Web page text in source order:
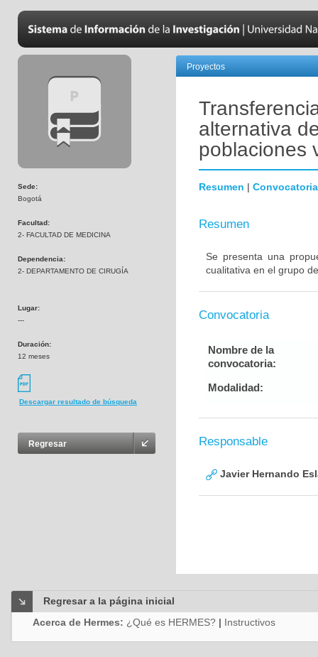
Sede:
Bogotá
Facultad:
2- FACULTAD DE MEDICINA
Dependencia:
2- DEPARTAMENTO DE CIRUGÍA
Lugar:
---
Duración:
12 meses
Descargar resultado de búsqueda
Regresar
Proyectos
alternativa
poblaciones
Resumen | Convocatoria
Resumen
Se presenta una
cualitativa en el grupo
Convocatoria
Nombre de la
convocatoria:
Modalidad:
Responsable
Javier Hernando
Regresar a la página inicial
Acerca de Hermes: ¿Qué es HERMES? | Instructivos